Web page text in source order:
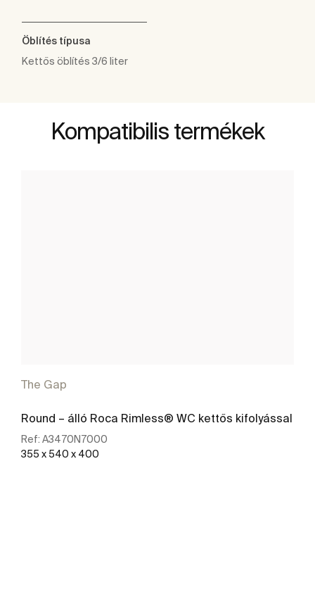
Öblítés típusa
Kettős öblítés 3/6 liter
Kompatibilis termékek
The Gap
Round – álló Roca Rimless® WC kettős kifolyással
Ref: A3470N7000
355 x 540 x 400